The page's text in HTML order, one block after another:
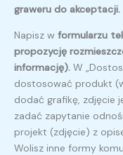
graweru do akceptacji.
Napisz w formularzu
propozycję
informację). W
dostosować produkt
dodać grafikę, zdjęcie
zadać zapytanie
projekt (zdjęcie) z
Wolisz inne formy